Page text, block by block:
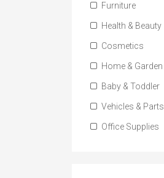
Furniture
Health & Beauty
Cosmetics
Home & Garden
Baby & Toddler
Vehicles & Parts
Office Supplies